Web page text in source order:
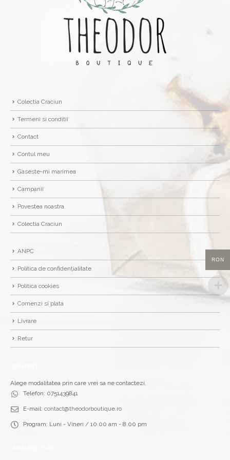
Colectia Craciun
Termeni si conditii
Contact
Contul meu
Gaseste-mi marimea
Campanii
Povestea noastra
Colectia Craciun
ANPC
Politica de confidențialitate
Politica cookies
Comenzi si plata
Livrare
Retur
Alege modalitatea prin care vrei sa ne contactezi.
Telefon: 0751439841
E-mail: contact@theodorboutique.ro
Program: Luni - Vineri / 10.00 am - 8.00 pm
RON